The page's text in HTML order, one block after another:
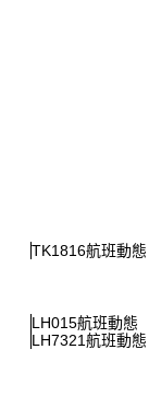
TK1816航班動態
LH015航班動態
LH7321航班動態